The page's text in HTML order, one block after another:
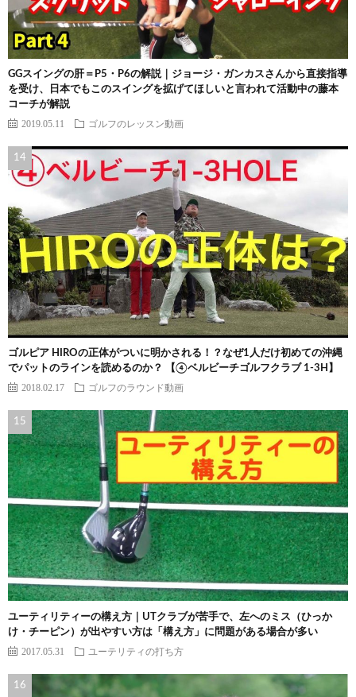
GGスイングの肝＝P5・P6の解説｜ジョージ・ガンカスさんから直接指導
を受け、日本でもこのスイングを拡げてほしいと言われて活動中の藤本
コーチが解説
2019.05.11 ゴルフのレッスン動画
ゴルピア HIROの正体がついに明かされる！？なぜ1人だけ初めての沖縄
でパットのラインを読めるのか？ 【④ベルビーチゴルフクラブ 1-3H】
2018.02.17 ゴルフのラウンド動画
ユーティリティーの構え方｜UTクラブが苦手で、左へのミス（ひっか
け・チーピン）が出やすい方は「構え方」に問題がある場合が多い
2017.05.31 ユーテリティの打ち方